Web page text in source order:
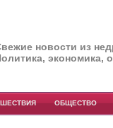
новости из
экономика,
ОБЩЕСТВО